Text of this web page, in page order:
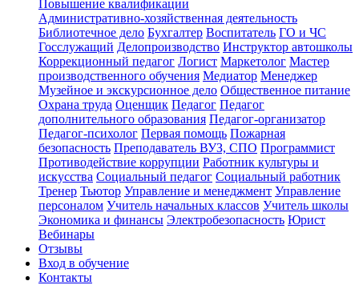
Повышение квалификации
Административно-хозяйственная деятельность
Библиотечное дело Бухгалтер Воспитатель ГО и ЧС
Госслужащий Делопроизводство Инструктор автошколы
Коррекционный педагог Логист Маркетолог Мастер
производственного обучения Медиатор Менеджер
Музейное и экскурсионное дело Общественное питание
Охрана труда Оценщик Педагог Педагог
дополнительного образования Педагог-организатор
Педагог-психолог Первая помощь Пожарная
безопасность Преподаватель ВУЗ, СПО Программист
Противодействие коррупции Работник культуры и
искусства Социальный педагог Социальный работник
Тренер Тьютор Управление и менеджмент Управление
персоналом Учитель начальных классов Учитель школы
Экономика и финансы Электробезопасность Юрист
Вебинары
Отзывы
Вход в обучение
Контакты